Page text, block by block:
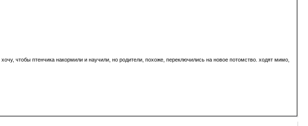
чтобы птенчика накормили и научили, но родители, похоже, переключились на новое потомство. ходят мимо,